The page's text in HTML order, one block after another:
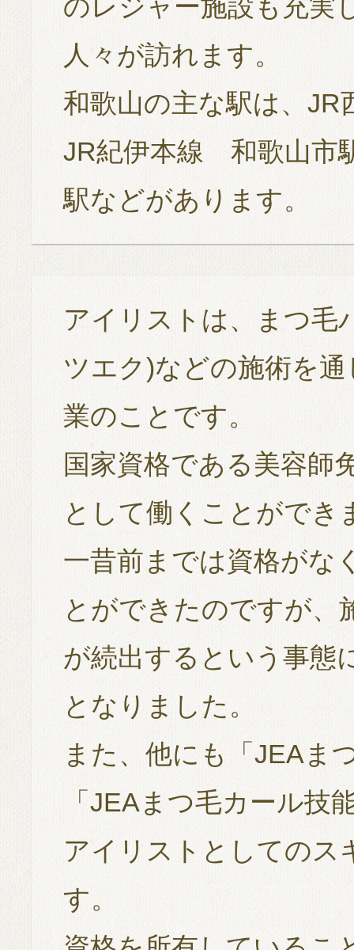
のレジャー施設も充実
人々が訪れます。
和歌山の主な駅は、
JR紀伊本線 和歌山市
駅などがあります。
アイリストは、まつ毛
ツエク)などの施術を
業のことです。
国家資格である美容師
として働くことができ
一昔前までは資格がな
とができたのですが、
が続出するという事態
となりました。
また、他にも「JEAま
「JEAまつ毛カール技
アイリストとしてのス
す。